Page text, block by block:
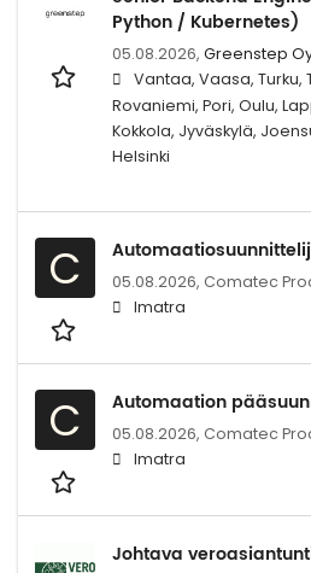
Python / Kubernetes)
05.08.2026, Greenstep
Vantaa, Vaasa, Turku,
Rovaniemi, Pori, Oulu,
Kokkola, Jyväskylä,
Helsinki
C 05.08.2026, Comatec
Imatra
C Automaation
05.08.2026, Comatec
Imatra
Johtava